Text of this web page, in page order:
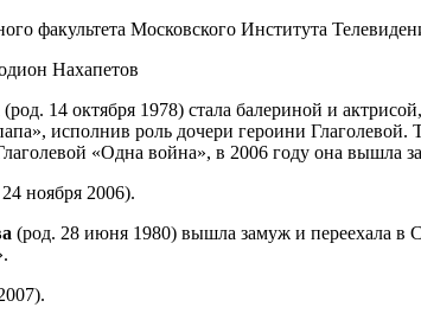
факультета Московского Института
Нахапетов
(род. 14 октября 1978) стала балериной и
исполнив роль дочери героини
«Одна война», в 2006 году она вышла
ноября 2006).
(род. 28 июня 1980) вышла замуж и переехала в